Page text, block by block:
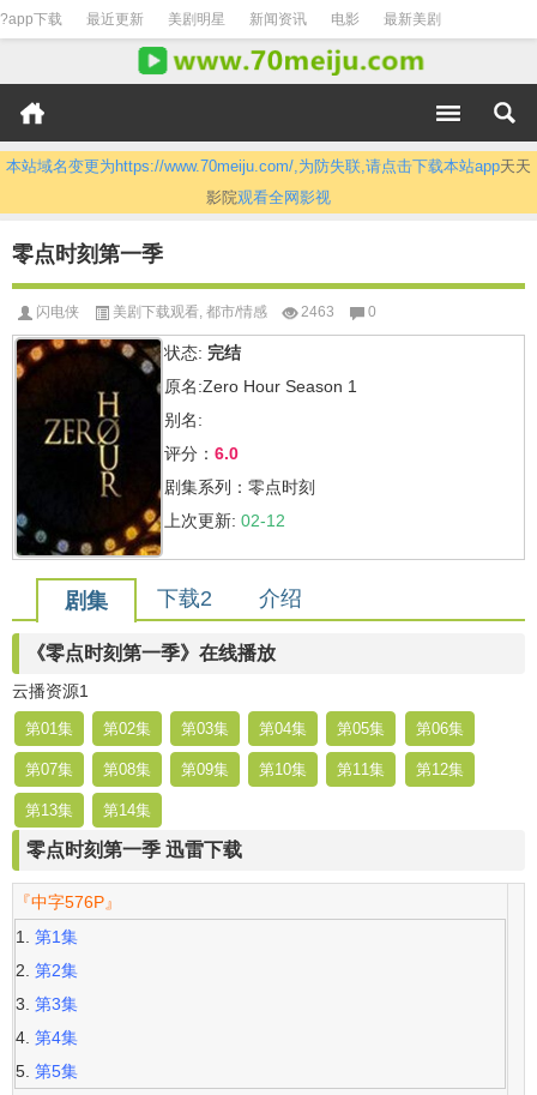
?app下载 最近更新 美剧明星 新闻资讯 电影 最新美剧
本站域名变更为https://www.70meiju.com/,为防失联,请点击下载本站app天天
影院观看全网影视
零点时刻第一季
闪电侠 美剧下载观看, 都市/情感 2463 0
状态: 完结
原名:Zero Hour Season 1
别名:
评分： 6.0
剧集系列：零点时刻
上次更新: 02-12
剧集 下载2 介绍
《零点时刻第一季》在线播放
云播资源1
第01集 第02集 第03集 第04集 第05集 第06集
第07集 第08集 第09集 第10集 第11集 第12集
第13集 第14集
零点时刻第一季 迅雷下载
『中字576P』
第1集
第2集
第3集
第4集
第5集